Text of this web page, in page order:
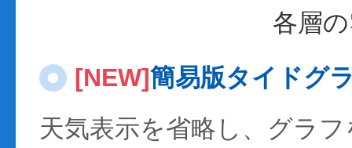
各層
[NEW]簡易版タイドグ
天気表示を省略し、グラ